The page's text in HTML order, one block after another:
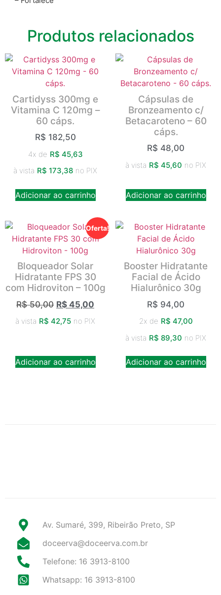
Produtos relacionados
Cartidyss 300mg e
Vitamina C 120mg –
60 cáps.
R$ 182,50
4x de R$ 45,63
à vista R$ 173,38 no PIX
Adicionar ao carrinho
Cápsulas de
Bronzeamento c/
Betacaroteno – 60
cáps.
R$ 48,00
à vista R$ 45,60 no PIX
Adicionar ao carrinho
Oferta!
Bloqueador Solar
Hidratante FPS 30
com Hidroviton – 100g
R$50,00 R$ 45,00
à vista R$ 42,75 no PIX
Adicionar ao carrinho
Booster Hidratante
Facial de Ácido
Hialurônico 30g
R$ 94,00
2x de R$ 47,00
à vista R$ 89,30 no PIX
Adicionar ao carrinho
Av. Sumaré, 399, Ribeirão Preto, SP
doceerva@doceerva.com.br
Telefone: 16 3913-8100
Whatsapp: 16 3913-8100